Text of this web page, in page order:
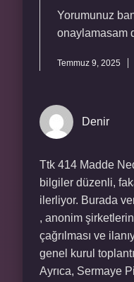
Yorumunuz
onaylamasam
Temmuz 9, 2025
Denir
Ttk 414 Madde
bilgiler düzenli,
ilerliyor. Burada
, anonim
çağrılması ve
genel kurul
Ayrıca, Sermaye